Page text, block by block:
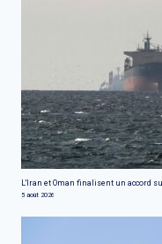
L'Iran et Oman finalisent un accord
5 août 2026